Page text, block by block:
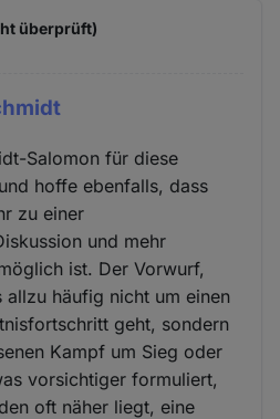
überprüft)
Salomon für diese
hoffe ebenfalls, dass
zu einer
und mehr
ist. Der Vorwurf,
allzu häufig nicht um einen
geht, sondern
Kampf um Sieg oder
vorsichtiger formuliert,
oft näher liegt, eine